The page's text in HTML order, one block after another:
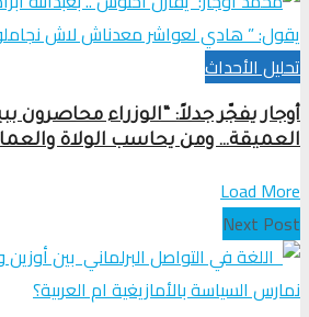
تحلیل الأحداث
أوجار يفجّر جدلاً: “الوزراء محاصرون
العميقة… ومن يحاسب الولاة
Load More
Next Post